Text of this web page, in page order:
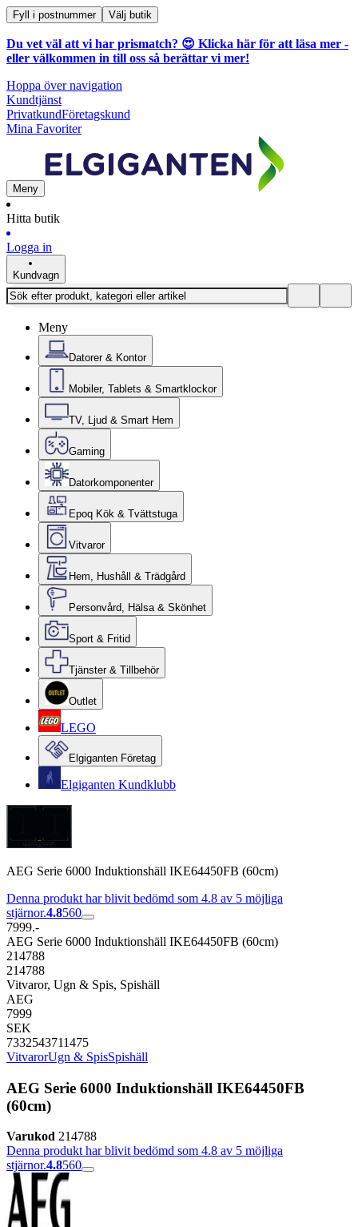
Fyll i postnummer Välj butik
Du vet väl att vi har prismatch? 😍 Klicka här för att läsa mer -
eller välkommen in till oss så berättar vi mer!
Hoppa över navigation
Kundtjänst
PrivatkundFöretagskund
Mina Favoriter
Meny
Hitta butik
Logga in
Kundvagn
Meny
Datorer & Kontor
Mobiler, Tablets & Smartklockor
TV, Ljud & Smart Hem
Gaming
Datorkomponenter
Epoq Kök & Tvättstuga
Vitvaror
Hem, Hushåll & Trädgård
Personvård, Hälsa & Skönhet
Sport & Fritid
Tjänster & Tillbehör
Outlet
LEGO
Elgiganten Företag
Elgiganten Kundklubb
AEG Serie 6000 Induktionshäll IKE64450FB (60cm)
Denna produkt har blivit bedömd som 4.8 av 5 möjliga
stjärnor.4.8560
7999.-
AEG Serie 6000 Induktionshäll IKE64450FB (60cm)
214788
214788
Vitvaror, Ugn & Spis, Spishäll
AEG
7999
SEK
7332543711475
VitvarorUgn & SpisSpishäll
AEG Serie 6000 Induktionshäll IKE64450FB
(60cm)
Varukod 214788
Denna produkt har blivit bedömd som 4.8 av 5 möjliga
stjärnor.4.8560